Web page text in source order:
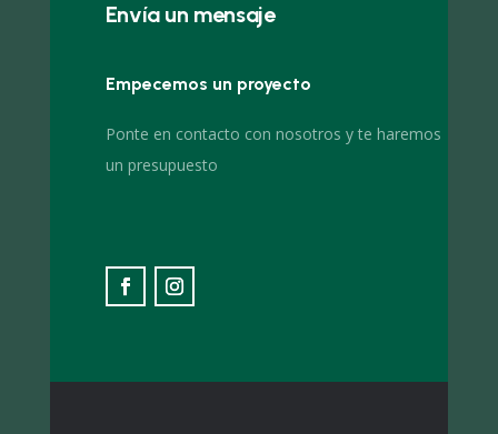
Envía un mensaje
Empecemos un proyecto
Ponte en contacto con nosotros y te haremos
un presupuesto